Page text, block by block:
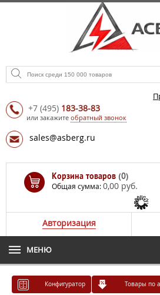
+7 (495) 183-38-83
или закажите обратный звонок
sales@asberg.ru
Корзина товаров (0)
Общая сумма:0,00 руб.
Авторизация
МЕНЮ
Конфигуратор Товары по